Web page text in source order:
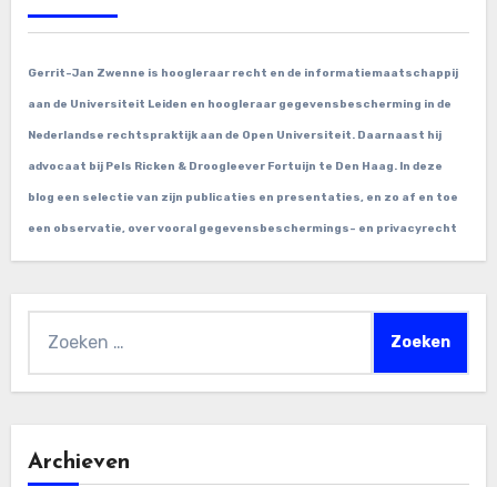
Gerrit-Jan Zwenne is hoogleraar recht en de informatiemaatschappij
aan de Universiteit Leiden en hoogleraar gegevensbescherming in de
Nederlandse rechtspraktijk aan de Open Universiteit. Daarnaast hij
advocaat bij Pels Ricken & Droogleever Fortuijn te Den Haag. In deze
blog een selectie van zijn publicaties en presentaties, en zo af en toe
een observatie, over vooral gegevensbeschermings- en privacyrecht
Archieven